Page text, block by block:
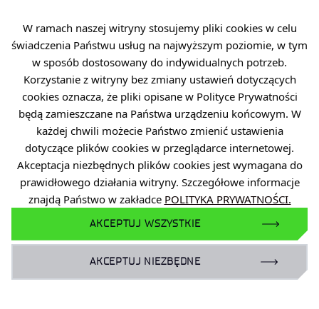
W ramach naszej witryny stosujemy pliki cookies w celu
świadczenia Państwu usług na najwyższym poziomie, w tym
w sposób dostosowany do indywidualnych potrzeb.
Korzystanie z witryny bez zmiany ustawień dotyczących
cookies oznacza, że pliki opisane w Polityce Prywatności
będą zamieszczane na Państwa urządzeniu końcowym. W
każdej chwili możecie Państwo zmienić ustawienia
dotyczące plików cookies w przeglądarce internetowej.
Akceptacja niezbędnych plików cookies jest wymagana do
prawidłowego działania witryny. Szczegółowe informacje
znajdą Państwo w zakładce POLITYKA PRYWATNOŚCI.
AKCEPTUJ WSZYSTKIE
AKCEPTUJ NIEZBĘDNE